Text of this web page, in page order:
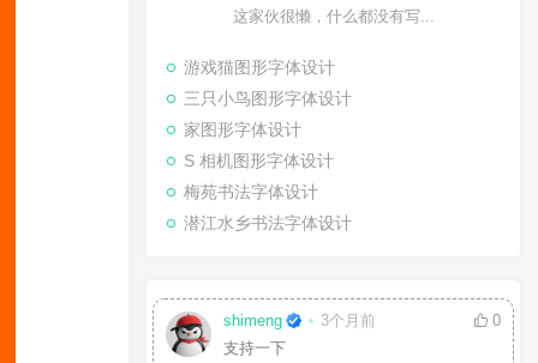
这家伙很懒，什么都没有写...
游戏猫图形字体设计
三只小鸟图形字体设计
家图形字体设计
S 相机图形字体设计
梅苑书法字体设计
潜江水乡书法字体设计
shimeng 3个月前
0
支持一下